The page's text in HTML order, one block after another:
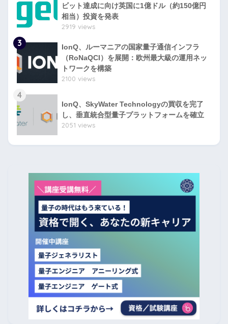
ビット達成に向け英国に1億ドル（約150億円
相当）投資を発表
2919 views
3
IonQ、ルーマニアの国家量子通信インフラ
（RoNaQCI）を展開：欧州最大級の運用ネッ
トワークを構築
2100 views
4
IonQ、SkyWater Technologyの買収を完了
し、垂直統合型量子プラットフォームを確立
2051 views